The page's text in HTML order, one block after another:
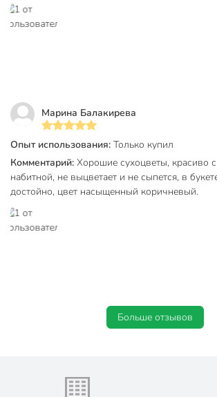
Габариты упаковки
Марина Балакирева
Опыт использования: Только купил
Комментарий: Хорошие сухоцветы, красиво
набитной, не выцветает и не сыпется, в
достойно, цвет насыщенный коричневый.
Больше отзывов